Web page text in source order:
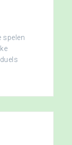
spelen